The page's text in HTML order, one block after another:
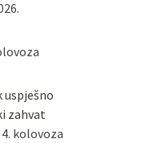
uspješno
zahvat
4. kolovoza